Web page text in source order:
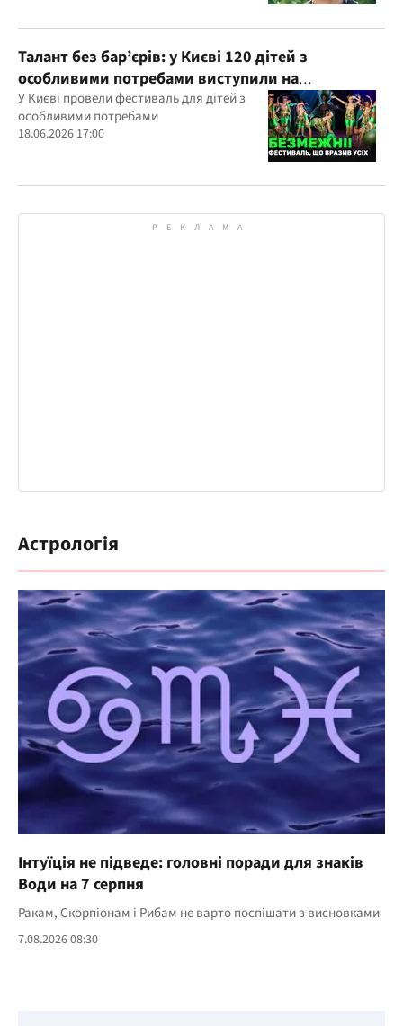
Талант без бар’єрів: у Києві 120 дітей з
особливими потребами виступили на
всеукраїнському фестивалі
У Києві провели фестиваль для дітей з
особливими потребами
18.06.2026 17:00
Астрологія
Інтуїція не підведе: головні поради для знаків
Води на 7 серпня
Ракам, Скорпіонам і Рибам не варто поспішати з висновками
7.08.2026 08:30